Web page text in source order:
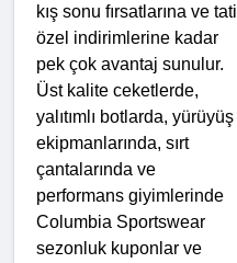
kış sonu fırsatlarına ve tatil
özel indirimlerine kadar
pek çok avantaj sunulur.
Üst kalite ceketlerde,
yalıtımlı botlarda, yürüyüş
ekipmanlarında, sırt
çantalarında ve
performans giyimlerinde
Columbia Sportswear
sezonluk kuponlar ve